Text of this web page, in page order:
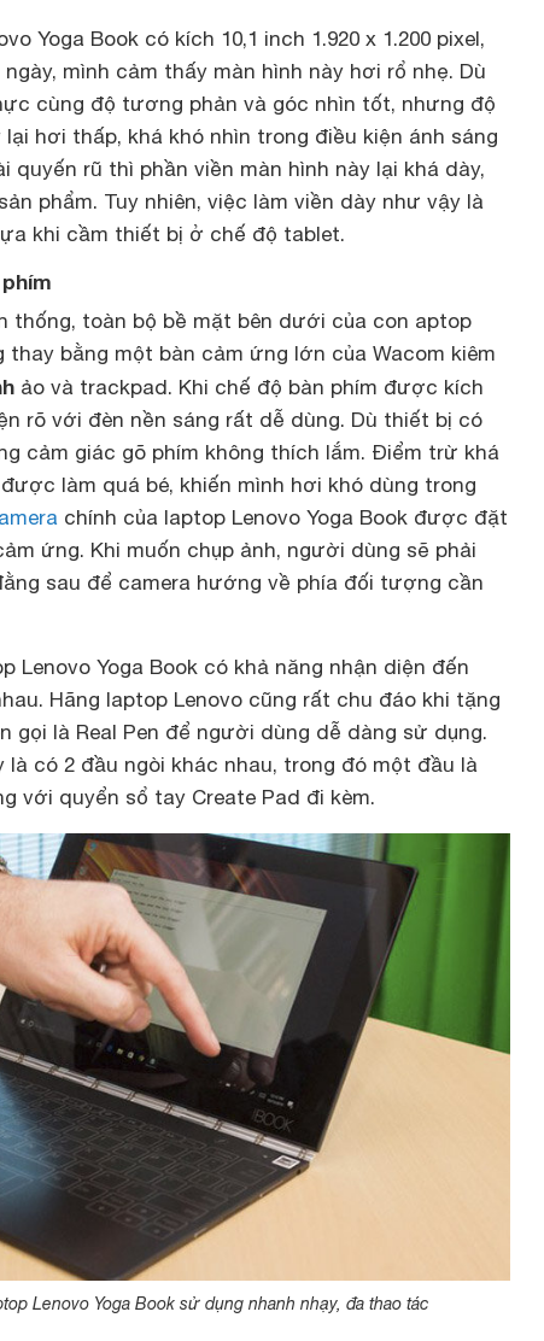
Yoga Book có kích 10,1 inch 1.920 x 1.200 pixel,
mình cảm thấy màn hình này hơi rổ nhẹ. Dù
cùng độ tương phản và góc nhìn tốt, nhưng độ
hơi thấp, khá khó nhìn trong điều kiện ánh sáng
quyến rũ thì phần viền màn hình này lại khá dày,
phẩm. Tuy nhiên, việc làm viền dày như vậy là
khi cầm thiết bị ở chế độ tablet.
thống, toàn bộ bề mặt bên dưới của con aptop
thay bằng một bàn cảm ứng lớn của Wacom kiêm
ảo và trackpad. Khi chế độ bàn phím được kích
rõ với đèn nền sáng rất dễ dùng. Dù thiết bị có
cảm giác gõ phím không thích lắm. Điểm trừ khá
làm quá bé, khiến mình hơi khó dùng trong
chính của laptop Lenovo Yoga Book được đặt
ứng. Khi muốn chụp ảnh, người dùng sẽ phải
sau để camera hướng về phía đối tượng cần
Lenovo Yoga Book có khả năng nhận diện đến
Hãng laptop Lenovo cũng rất chu đáo khi tặng
gọi là Real Pen để người dùng dễ dàng sử dụng.
có 2 đầu ngòi khác nhau, trong đó một đầu là
với quyển sổ tay Create Pad đi kèm.
Lenovo Yoga Book sử dụng nhanh nhạy, đa thao tác